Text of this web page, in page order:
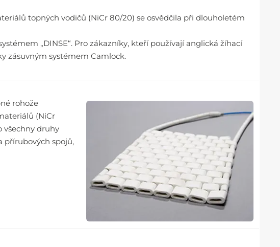
topných vodičů (NiCr 80/20) se osvědčila při dlouholetém
„DINSE“. Pro zákazníky, kteří používají anglická žíhací
zásuvným systémem Camlock.
rohože
(NiCr
všechny druhy
přírubových spojů,